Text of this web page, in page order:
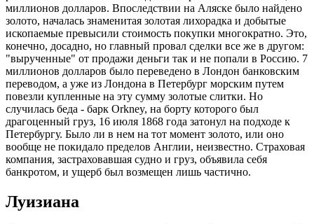
миллионов долларов. Впоследствии на Аляске было найдено
золото, началась знаменитая золотая лихорадка и добытые
ископаемые превысили стоимость покупки многократно. Это,
конечно, досадно, но главный провал сделки все же в другом:
"вырученные" от продажи деньги так и не попали в Россию. 7
миллионов долларов было переведено в Лондон банковским
переводом, а уже из Лондона в Петербург морским путем
повезли купленные на эту сумму золотые слитки. Но
случилась беда - барк Orkney, на борту которого был
драгоценный груз, 16 июля 1868 года затонул на подходе к
Петербургу. Было ли в нем на тот момент золото, или оно
вообще не покидало пределов Англии, неизвестно. Страховая
компания, застраховавшая судно и груз, объявила себя
банкротом, и ущерб был возмещен лишь частично.
Луизиана